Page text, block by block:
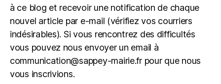
à ce blog et recevoir une notification de chaque
nouvel article par e-mail (vérifiez vos courriers
indésirables). Si vous rencontrez des difficultés
vous pouvez nous envoyer un email à
communication@sappey-mairie.fr pour que nous
vous inscrivions.